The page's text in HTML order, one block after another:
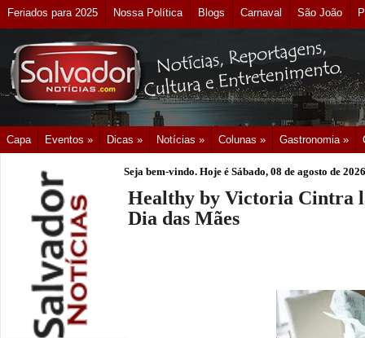
Feriados para 2025 Nossa Política Blogs Carnaval São João
Capa Eventos » Dicas » Notícias » Colunas » Gastronomia »
Seja bem-vindo. Hoje é Sábado, 08 de agosto de 2026
Healthy by Victoria Cintra
Dia das Mães